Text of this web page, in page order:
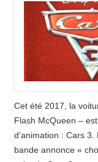
Cet été 2017, la
Flash McQueen –
d’animation : Cars
bande annonce «